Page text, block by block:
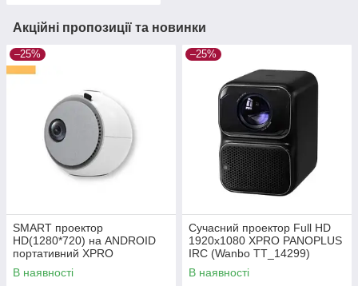
Акційні пропозиції та новинки
–25%
SMART проектор
HD(1280*720) на ANDROID
портативний XPRO
PANOPLUS KOLO(4000
lumen) із зовнішнім
В наявності
–25%
Сучасний проектор Full HD
1920x1080 XPRO PANOPLUS
IRC (Wanbo TT_14299)
В наявності